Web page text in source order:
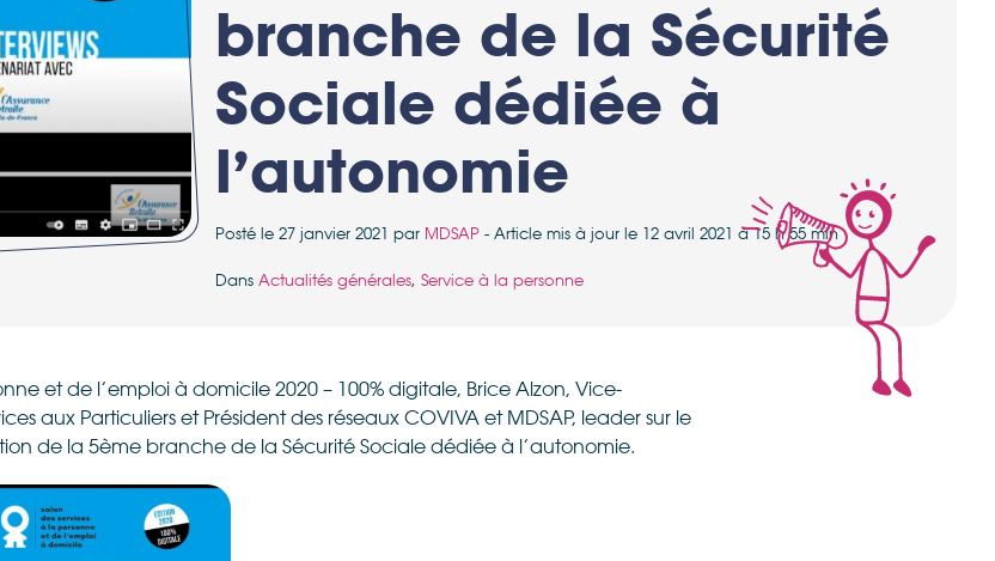
branche de la Sécurité
Sociale dédiée à
l’autonomie
Posté le 27 janvier 2021 par MDSAP - Article mis à jour le 12 avril 2021 à 15 h 55 min
Dans Actualités générales, Service à la personne
et de l’emploi à domicile 2020 – 100% digitale, Brice Alzon, Vice-
aux Particuliers et Président des réseaux COVIVA et MDSAP, leader sur le
de la 5ème branche de la Sécurité Sociale dédiée à l’autonomie.